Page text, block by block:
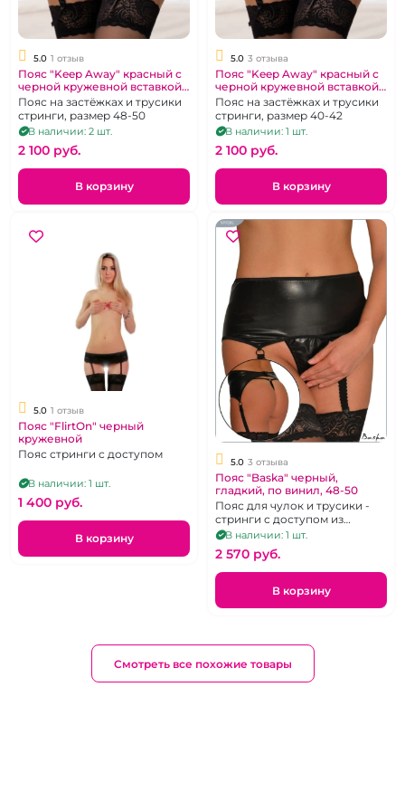
5.0 1 отзыв
Пояс "Keep Away" красный с
черной кружевной вставкой,
48-50
Пояс на застёжках и трусики
стринги, размер 48-50
В наличии: 2 шт.
2 100 pуб.
В корзину
5.0 3 отзыва
Пояс "Keep Away" красный с
черной кружевной вставкой,
52-54
Пояс на застёжках и трусики
стринги, размер 40-42
В наличии: 1 шт.
2 100 pуб.
В корзину
5.0 1 отзыв
Пояс "FlirtOn" черный
кружевной
Пояс стринги с доступом
В наличии: 1 шт.
1 400 pуб.
В корзину
5.0 3 отзыва
Пояс "Baska" черный,
гладкий, по винил, 48-50
Пояс для чулок и трусики -
стринги с доступом из
экокожи, р. 48-50.
В наличии: 1 шт.
2 570 pуб.
В корзину
Смотреть все похожие товары